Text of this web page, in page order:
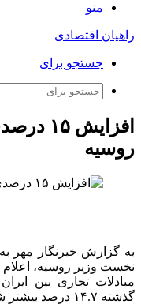
منو
راهیان اقتصادی
جستجو برای
افزایش
روسیه
به گزارش خبرنگار مهر
مبادلات تجاری بین
گذشته ۱۴.۷ درصد بیشتر شده و به ۳.۳ میلیارد دلار رسیده است.